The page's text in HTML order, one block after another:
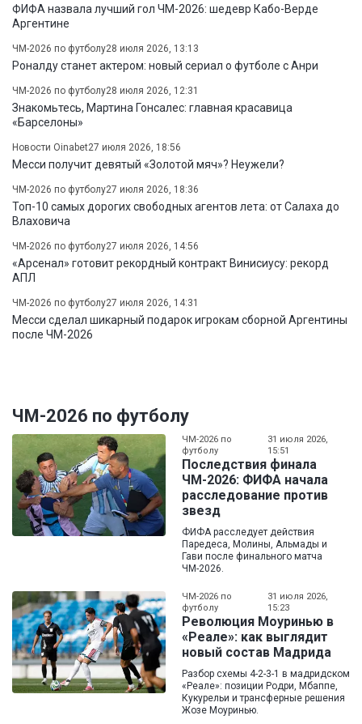
ФИФА назвала лучший гол ЧМ-2026: шедевр Кабо-Верде
Аргентине
ЧМ-2026 по футболу28 июля 2026, 13:13
Роналду станет актером: новый сериал о футболе с Анри
ЧМ-2026 по футболу28 июля 2026, 12:31
Знакомьтесь, Мартина Гонсалес: главная красавица
«Барселоны»
Новости Oinabet27 июля 2026, 18:56
Месси получит девятый «Золотой мяч»? Неужели?
ЧМ-2026 по футболу27 июля 2026, 18:36
Топ-10 самых дорогих свободных агентов лета: от Салаха до
Влаховича
ЧМ-2026 по футболу27 июля 2026, 14:56
«Арсенал» готовит рекордный контракт Винисиусу: рекорд
АПЛ
ЧМ-2026 по футболу27 июля 2026, 14:31
Месси сделал шикарный подарок игрокам сборной Аргентины
после ЧМ-2026
ЧМ-2026 по футболу
ЧМ-2026 по
футболу
31 июля 2026,
15:51
Последствия финала
ЧМ-2026: ФИФА начала
расследование против
звезд
ФИФА расследует действия
Паредеса, Молины, Альмады и
Гави после финального матча
ЧМ-2026.
ЧМ-2026 по
футболу
31 июля 2026,
15:23
Революция Моуринью в
«Реале»: как выглядит
новый состав Мадрида
Разбор схемы 4-2-3-1 в мадридском
«Реале»: позиции Родри, Мбаппе,
Кукурельи и трансферные решения
Жозе Моуринью.